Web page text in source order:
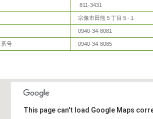
811-3431
宗像市田熊５丁目５-１
0940-34-8081
番号 0940-34-8085
This page can't load Google Maps